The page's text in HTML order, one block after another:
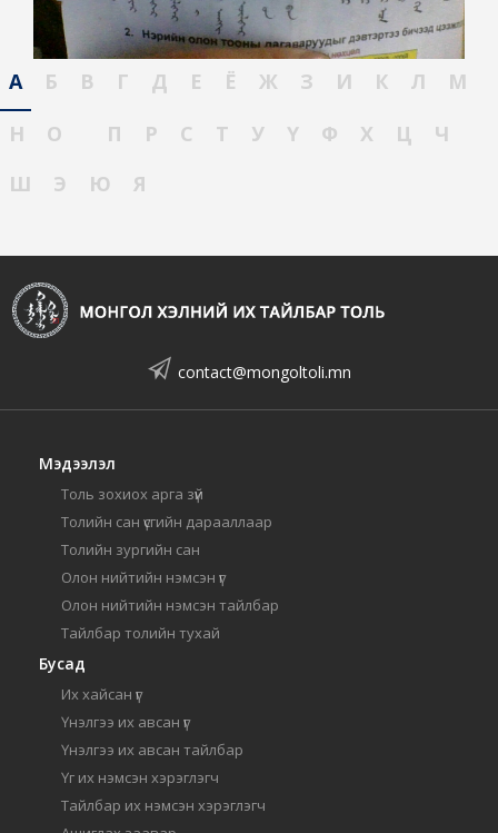
А Б В Г Д Е Ё Ж З И К Л
М
Н
О П Р С Т У Ү Ф Х Ц
Ч
Ш
Э Ю Я
contact@mongoltoli.mn
Мэдээлэл
Толь зохиох арга зүй
Толийн сан үсгийн дарааллаар
Толийн зургийн сан
Олон нийтийн нэмсэн үг
Олон нийтийн нэмсэн тайлбар
Тайлбар толийн тухай
Бусад
Их хайсан үг
Үнэлгээ их авсан үг
Үнэлгээ их авсан тайлбар
Үг их нэмсэн хэрэглэгч
Тайлбар их нэмсэн хэрэглэгч